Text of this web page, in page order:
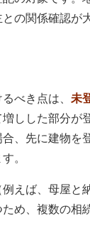
の関係確認が
べき点は、 未
しした部分が
、先に建物を
。
えば、母屋と
め、複数の相